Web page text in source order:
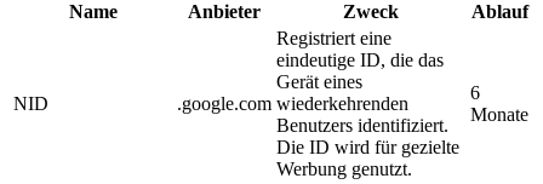
Name
Anbieter Zweck Ablauf
NID .google.com
Registriert eine
eindeutige ID, die das
Gerät eines
wiederkehrenden
Benutzers identifiziert.
Die ID wird für gezielte
Werbung genutzt.
6
Monate